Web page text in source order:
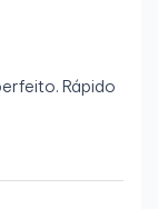
Rápido